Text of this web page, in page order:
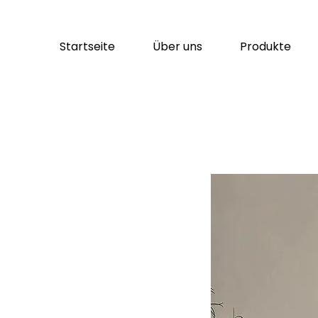
Startseite Über uns Produkte